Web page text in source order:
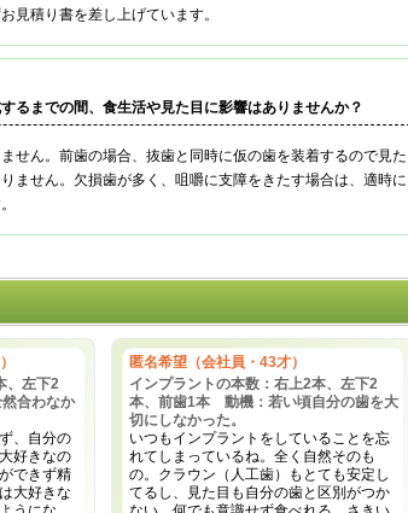
見積り書を差し上げています。
るまでの間、食生活や見た目に影響はありませんか？
せん。前歯の場合、抜歯と同時に仮の歯を装着するので見た
ません。欠損歯が多く、咀嚼に支障をきたす場合は、適時に
、左下2
合わなか
、自分の
好きなの
できず精
大好きな
匿名希望（会社員・43才）
インプラントの本数：右上2本、左下2
本、前歯1本 動機：若い頃自分の歯を大
切にしなかった。
いつもインプラントをしていることを忘
れてしまっているね。全く自然そのも
の。クラウン（人工歯）もとても安定し
てるし、見た目も自分の歯と区別がつか